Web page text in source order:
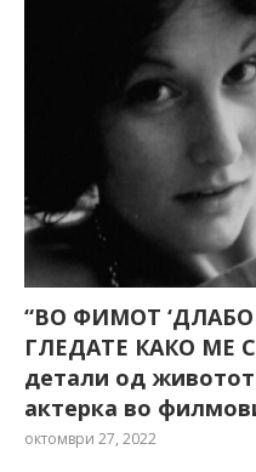
“ВО ФИМОТ
ГЛЕДАТЕ КАКО МЕ
детали од животот
актерка во
октомври 27, 2022